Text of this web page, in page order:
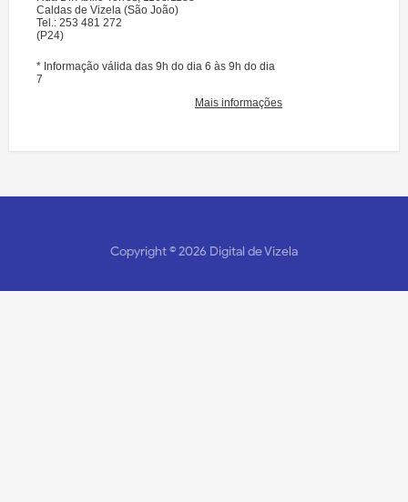
Copyright ©2026 Digital de Vizela